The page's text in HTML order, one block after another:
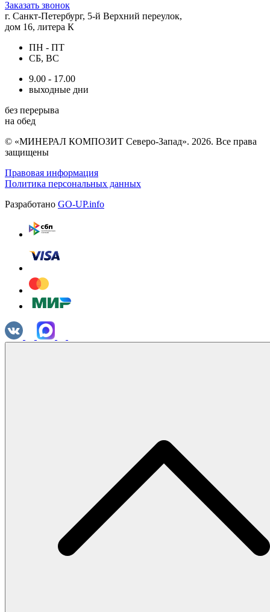
Заказать звонок
г. Санкт-Петербург, 5-й Верхний переулок,
дом 16, литера К
ПН - ПТ
СБ, ВС
9.00 - 17.00
выходные дни
без перерыва
на обед
© «МИНЕРАЛ КОМПОЗИТ Северо-Запад». 2026. Все права
защищены
Правовая информация
Политика персональных данных
Разработано GO-UP.info